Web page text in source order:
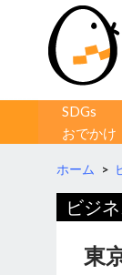
コンテンツへ
SDGs
おでかけ
ホーム >
ビジ
東